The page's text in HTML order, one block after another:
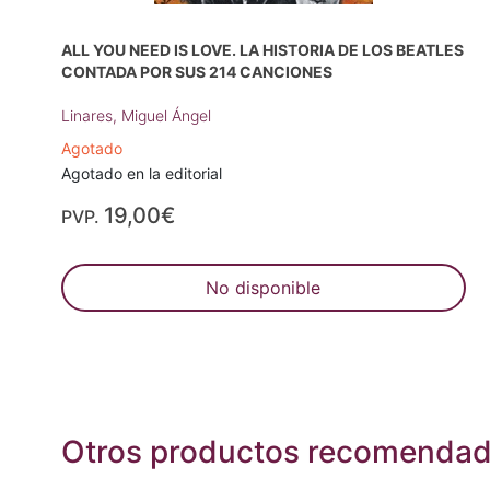
ALL YOU NEED IS LOVE. LA HISTORIA DE LOS BEATLES
CONTADA POR SUS 214 CANCIONES
Linares, Miguel Ángel
Agotado
Agotado en la editorial
PVP. 19,00€
No disponible
Otros productos